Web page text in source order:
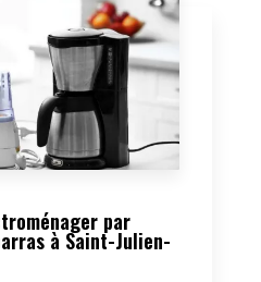
par
à Saint-Julien-